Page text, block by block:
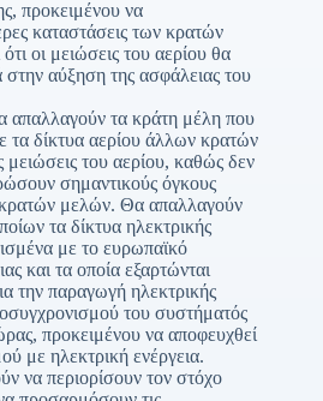
προκειμένου να
καταστάσεις των κρατών
οι μειώσεις του αερίου θα
αύξηση της ασφάλειας του
τα κράτη μέλη που
τα δίκτυα αερίου άλλων κρατών
μειώσεις του αερίου, καθώς δεν
σημαντικούς όγκους
μελών. Θα απαλλαγούν
τα δίκτυα ηλεκτρικής
με το ευρωπαϊκό
και τα οποία εξαρτώνται
την παραγωγή ηλεκτρικής
του συστήματός
προκειμένου να αποφευχθεί
με ηλεκτρική ενέργεια.
περιορίσουν τον στόχο